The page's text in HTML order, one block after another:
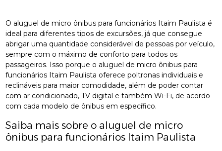
O aluguel de micro ônibus para funcionários Itaim Paulista é
ideal para diferentes tipos de excursões, já que consegue
abrigar uma quantidade considerável de pessoas por veículo,
sempre com o máximo de conforto para todos os
passageiros. Isso porque o aluguel de micro ônibus para
funcionários Itaim Paulista oferece poltronas individuais e
reclináveis para maior comodidade, além de poder contar
com ar condicionado, TV digital e também Wi-Fi, de acordo
com cada modelo de ônibus em específico.
Saiba mais sobre o aluguel de micro
ônibus para funcionários Itaim Paulista